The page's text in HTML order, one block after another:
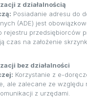
z działalnością
Posiadanie adresu do
(ADE) jest
rejestru przedsiębiorców
czas na założenie
bez działalności
Korzystanie z e-
ale zalecane ze względu
z urzędami.